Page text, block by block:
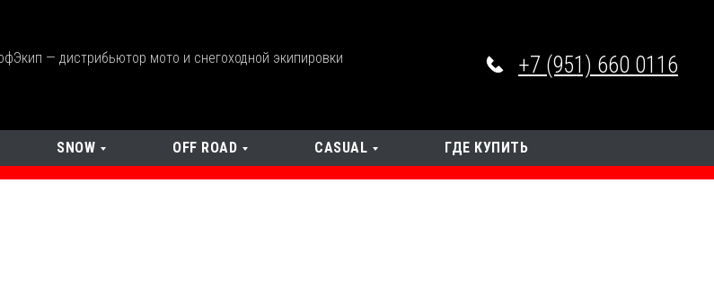
— дистрибьютор мото и снегоходной экипировки +7 (951) 660 0116
SNOW OFF ROAD CASUAL ГДЕ КУПИТЬ